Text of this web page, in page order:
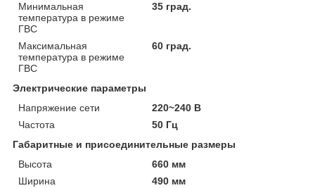
Минимальная
температура в режиме
ГВС
35 град.
Максимальная
температура в режиме
ГВС
60 град.
Электрические параметры
Напряжение сети
220~240 В
Частота
50 Гц
Габаритные и присоединительные размеры
Высота
660 мм
Ширина
490 мм